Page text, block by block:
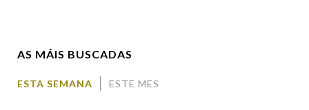
AS MÁIS BUSCADAS
ESTA SEMANA ESTE MES